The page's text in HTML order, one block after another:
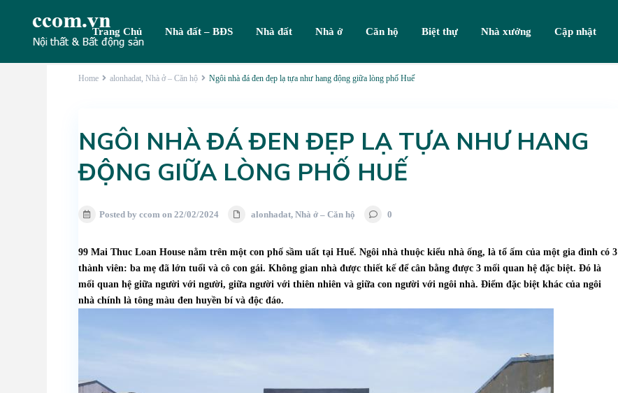
Trang Chủ Nhà đất – BĐS Nhà đất Nhà ở Căn hộ Biệt thự Nhà xưởng Cập nhật
Home alonhadat,Nhà ở – Căn hộ Ngôi nhà đá đen đẹp lạ tựa như hang động giữa lòng phố Huế
NGÔI NHÀ ĐÁ ĐEN ĐẸP LẠ TỰA NHƯ HANG
ĐỘNG GIỮA LÒNG PHỐ HUẾ
Posted by ccom on 22/02/2024 alonhadat,Nhà ở – Căn hộ 0
99 Mai Thuc Loan House nằm trên một con phố sầm uất tại Huế. Ngôi nhà thuộc kiểu nhà ống, là tổ ấm của một gia đình có 3
thành viên: ba mẹ đã lớn tuổi và cô con gái. Không gian nhà được thiết kế để cân bằng được 3 mối quan hệ đặc biệt. Đó là
mối quan hệ giữa người với người, giữa người với thiên nhiên và giữa con người với ngôi nhà. Điểm đặc biệt khác của ngôi
nhà chính là tông màu đen huyền bí và độc đáo.